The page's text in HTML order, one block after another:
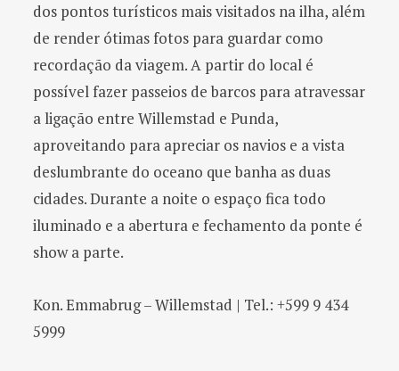
dos pontos turísticos mais visitados na ilha, além
de render ótimas fotos para guardar como
recordação da viagem. A partir do local é
possível fazer passeios de barcos para atravessar
a ligação entre Willemstad e Punda,
aproveitando para apreciar os navios e a vista
deslumbrante do oceano que banha as duas
cidades. Durante a noite o espaço fica todo
iluminado e a abertura e fechamento da ponte é
show a parte.
Kon. Emmabrug – Willemstad | Tel.: +599 9 434
5999